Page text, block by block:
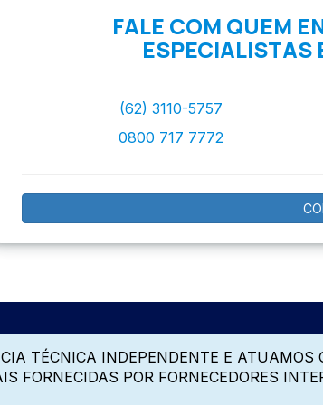
FALE COM QUEM
ESPECIALISTAS
(62) 3110-5757
0800 717 7772
TÉCNICA INDEPENDENTE E
FORNECIDAS POR FORNECEDORES